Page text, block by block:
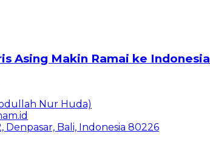
Asing Makin Ramai ke Indonesia
Nur Huda)
Denpasar, Bali, Indonesia 80226